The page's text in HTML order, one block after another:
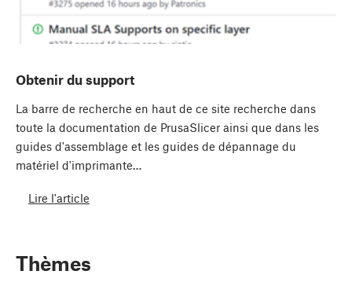
Obtenir du support
La barre de recherche en haut de ce site recherche dans
toute la documentation de PrusaSlicer ainsi que dans les
guides d'assemblage et les guides de dépannage du
matériel d'imprimante…
Lire l'article
Thèmes